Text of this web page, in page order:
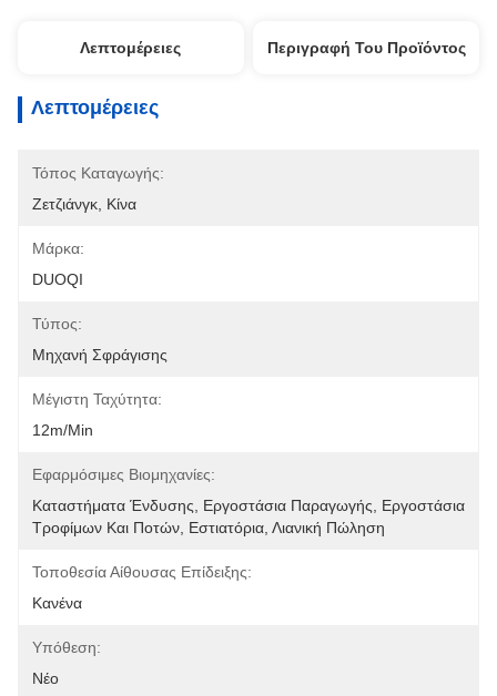
Λεπτομέρειες Περιγραφή Του Προϊόντος
Λεπτομέρειες
Τόπος Καταγωγής:
Ζετζιάνγκ, Κίνα
Μάρκα:
DUOQI
Τύπος:
Μηχανή Σφράγισης
Μέγιστη Ταχύτητα:
12m/min
Εφαρμόσιμες Βιομηχανίες:
Καταστήματα Ένδυσης, Εργοστάσια Παραγωγής, Εργοστάσια
Τροφίμων Και Ποτών, Εστιατόρια, Λιανική Πώληση
Τοποθεσία Αίθουσας Επίδειξης:
Κανένα
Υπόθεση:
Νέο